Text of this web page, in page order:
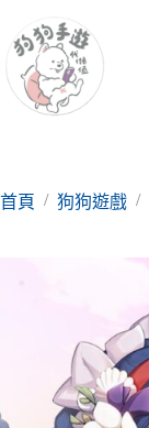
至
要
首頁 / 狗狗遊戲 /